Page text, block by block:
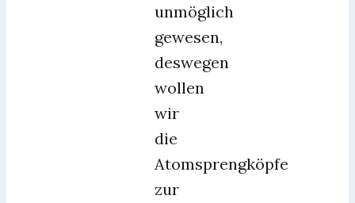
unmöglich
gewesen,
deswegen
wollen
wir
die
Atomsprengköpfe
zur